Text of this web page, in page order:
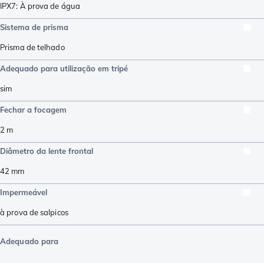
IPX7: À prova de água
Sistema de prisma
Prisma de telhado
Adequado para utilização em tripé
sim
Fechar a focagem
2 m
Diâmetro da lente frontal
42 mm
Impermeável
à prova de salpicos
Adequado para